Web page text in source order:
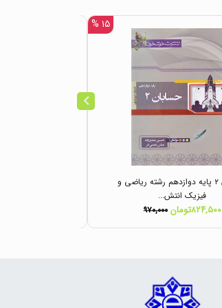
۱۵ %
حسابان ۲ پایه دوازدهم رشته ریاضی و
فیزیک انتش...
۸۲۴,۵۰۰تومان ۹۷۰,۰۰۰